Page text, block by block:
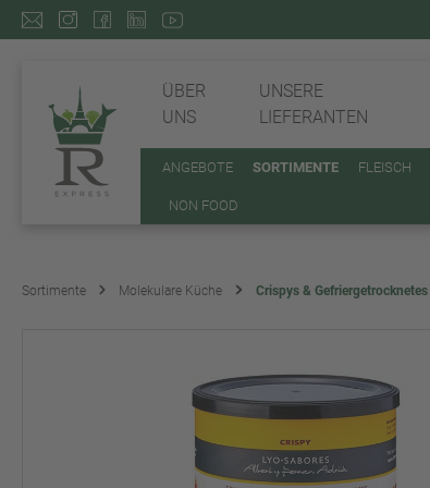
ÜBER
UNS
UNSERE
LIEFERANTEN
ANGEBOTE SORTIMENTE FLEISCH
NON FOOD
Sortimente Molekulare Küche Crispys & Gefriergetrocknetes